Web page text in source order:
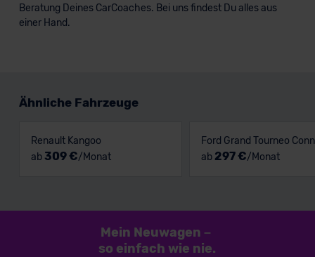
Beratung Deines CarCoaches. Bei uns findest Du alles aus
einer Hand.
Ähnliche Fahrzeuge
Renault Kangoo
ab 309 €/Monat
Ford Grand Tourneo
ab 297 €/Monat
Mein Neuwagen –
so einfach wie nie.